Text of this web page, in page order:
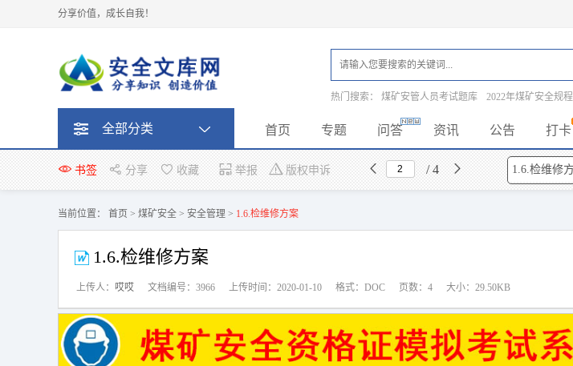
分享价值，成长自我！
热门搜索： 煤矿安管人员考试题库 2022年煤矿安全规程
全部分类 首页 专题 问答 资讯 公告 打卡
书签 分享 收藏 举报 版权申诉 / 4
当前位置： 首页 > 煤矿安全 > 安全管理 > 1.6.检维修方案
1.6.检维修方案
上传人： 哎哎 文档编号：3966 上传时间：2020-01-10 格式：DOC 页数：4 大小：29.50KB